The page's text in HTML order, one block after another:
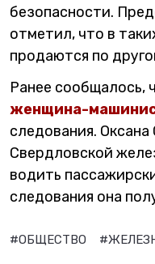
безопасности.
отметил, что в
продаются по
Ранее сообщалось,
женщина-
следования.
Свердловской
водить
следования она
#ОБЩЕСТВО